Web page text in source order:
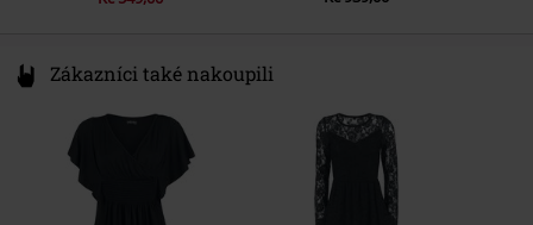
Zákazníci také nakoupili